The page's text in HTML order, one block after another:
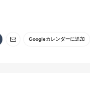
Googleカレンダーに追加